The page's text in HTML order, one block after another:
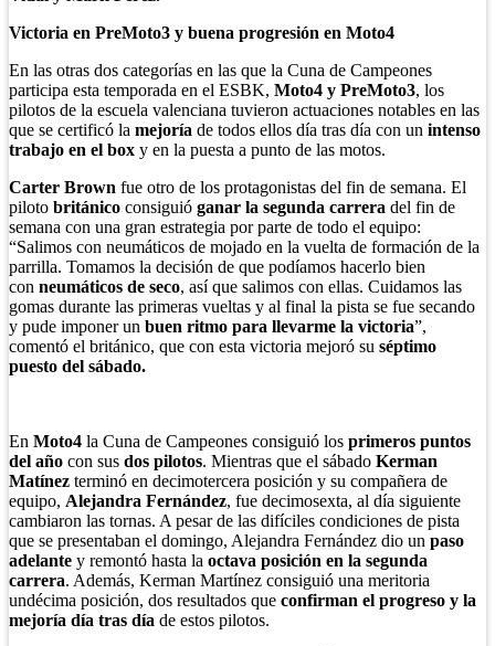
Victoria en PreMoto3 y buena progresión en Moto4
En las otras dos categorías en las que la Cuna de Campeones
participa esta temporada en el ESBK, Moto4 y PreMoto3, los
pilotos de la escuela valenciana tuvieron actuaciones notables en las
que se certificó la mejoría de todos ellos día tras día con un intenso
trabajo en el box y en la puesta a punto de las motos.
Carter Brown fue otro de los protagonistas del fin de semana. El
piloto británico consiguió ganar la segunda carrera del fin de
semana con una gran estrategia por parte de todo el equipo:
“Salimos con neumáticos de mojado en la vuelta de formación de la
parrilla. Tomamos la decisión de que podíamos hacerlo bien
con neumáticos de seco, así que salimos con ellas. Cuidamos las
gomas durante las primeras vueltas y al final la pista se fue secando
y pude imponer un buen ritmo para llevarme la victoria”,
comentó el británico, que con esta victoria mejoró su séptimo
puesto del sábado.
En Moto4 la Cuna de Campeones consiguió los primeros puntos
del año con sus dos pilotos. Mientras que el sábado Kerman
Matínez terminó en decimotercera posición y su compañera de
equipo, Alejandra Fernández, fue decimosexta, al día siguiente
cambiaron las tornas. A pesar de las difíciles condiciones de pista
que se presentaban el domingo, Alejandra Fernández dio un paso
adelante y remontó hasta la octava posición en la segunda
carrera. Además, Kerman Martínez consiguió una meritoria
undécima posición, dos resultados que confirman el progreso y la
mejoría día tras día de estos pilotos.